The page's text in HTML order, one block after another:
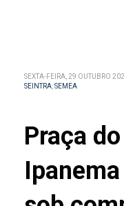
SEXTA-FEIRA, 29 OUTUBRO
SEINTRA,SEMEA
Praça